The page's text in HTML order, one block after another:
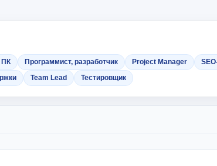
ПК Программист, разработчик Project Manager
Team Lead Тестировщик